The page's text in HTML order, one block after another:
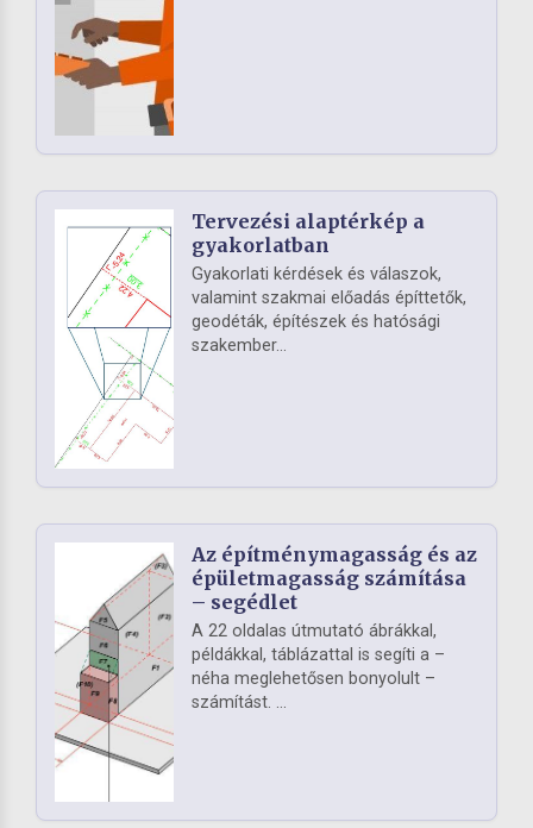
Tervezési alaptérkép a
gyakorlatban
Gyakorlati kérdések és válaszok,
valamint szakmai előadás építtetők,
geodéták, építészek és hatósági
szakember...
Az építménymagasság és az
épületmagasság számítása
– segédlet
A 22 oldalas útmutató ábrákkal,
példákkal, táblázattal is segíti a –
néha meglehetősen bonyolult –
számítást. ...